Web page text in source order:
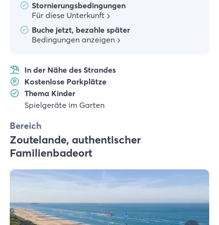
Stornierungsbedingungen
Für diese Unterkunft
Buche jetzt, bezahle später
Bedingungen anzeigen
In der Nähe des Strandes
Kostenlose Parkplätze
Thema Kinder
Spielgeräte im Garten
Bereich
Zoutelande, authentischer
Familienbadeort